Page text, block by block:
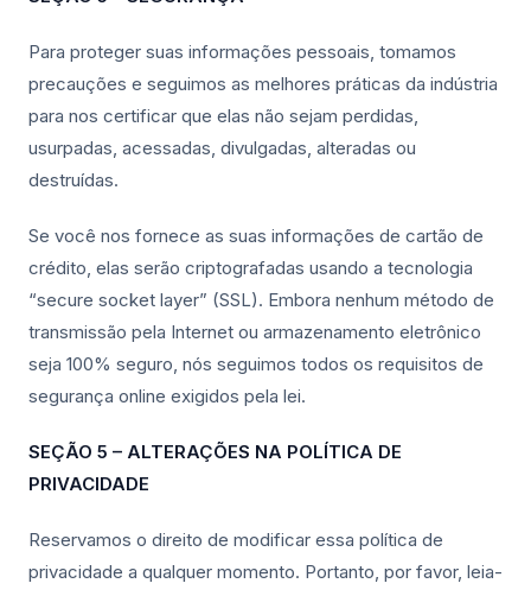
Para proteger suas informações pessoais, tomamos
precauções e seguimos as melhores práticas da indústria
para nos certificar que elas não sejam perdidas,
usurpadas, acessadas, divulgadas, alteradas ou
destruídas.
Se você nos fornece as suas informações de cartão de
crédito, elas serão criptografadas usando a tecnologia
“secure socket layer” (SSL). Embora nenhum método de
transmissão pela Internet ou armazenamento eletrônico
seja 100% seguro, nós seguimos todos os requisitos de
segurança online exigidos pela lei.
SEÇÃO 5 – ALTERAÇÕES NA POLÍTICA DE
PRIVACIDADE
Reservamos o direito de modificar essa política de
privacidade a qualquer momento. Portanto, por favor, leia-